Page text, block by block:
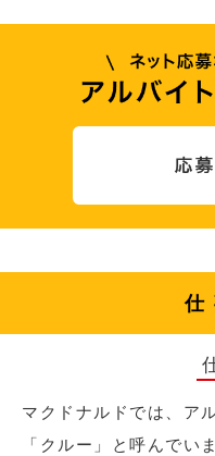
マクドナルドでは、ア
「クルー」と呼んでい